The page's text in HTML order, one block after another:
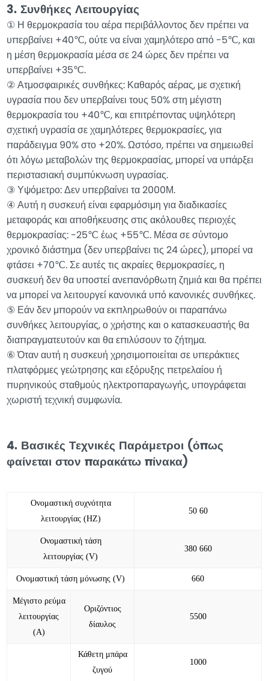
3. Συνθήκες Λειτουργίας
① Η θερμοκρασία του αέρα περιβάλλοντος δεν πρέπει να
υπερβαίνει +40℃, ούτε να είναι χαμηλότερο από -5℃, και
η μέση θερμοκρασία μέσα σε 24 ώρες δεν πρέπει να
υπερβαίνει +35℃.
② Ατμοσφαιρικές συνθήκες: Καθαρός αέρας, με σχετική
υγρασία που δεν υπερβαίνει τους 50% στη μέγιστη
θερμοκρασία του +40℃, και επιτρέποντας υψηλότερη
σχετική υγρασία σε χαμηλότερες θερμοκρασίες, για
παράδειγμα 90% στο +20%. Ωστόσο, πρέπει να σημειωθεί
ότι λόγω μεταβολών της θερμοκρασίας, μπορεί να υπάρξει
περιστασιακή συμπύκνωση υγρασίας.
③ Υψόμετρο: Δεν υπερβαίνει τα 2000Μ.
④ Αυτή η συσκευή είναι εφαρμόσιμη για διαδικασίες
μεταφοράς και αποθήκευσης στις ακόλουθες περιοχές
θερμοκρασίας: -25℃ έως +55℃. Μέσα σε σύντομο
χρονικό διάστημα (δεν υπερβαίνει τις 24 ώρες), μπορεί να
φτάσει +70℃. Σε αυτές τις ακραίες θερμοκρασίες, η
συσκευή δεν θα υποστεί ανεπανόρθωτη ζημιά και θα πρέπει
να μπορεί να λειτουργεί κανονικά υπό κανονικές συνθήκες.
⑤ Εάν δεν μπορούν να εκπληρωθούν οι παραπάνω
συνθήκες λειτουργίας, ο χρήστης και ο κατασκευαστής θα
διαπραγματευτούν και θα επιλύσουν το ζήτημα.
⑥ Όταν αυτή η συσκευή χρησιμοποιείται σε υπεράκτιες
πλατφόρμες γεώτρησης και εξόρυξης πετρελαίου ή
πυρηνικούς σταθμούς ηλεκτροπαραγωγής, υπογράφεται
χωριστή τεχνική συμφωνία.
4. Βασικές Τεχνικές Παράμετροι (όπως
φαίνεται στον παρακάτω πίνακα)
Ονομαστική συχνότητα
λειτουργίας (HZ)
50 60
Ονομαστική τάση
λειτουργίας (V)
380 660
Ονομαστική τάση μόνωσης (V) 660
Μέγιστο ρεύμα
λειτουργίας
(Α)
Οριζόντιος
δίαυλος
5500
Κάθετη μπάρα
ζυγού
1000